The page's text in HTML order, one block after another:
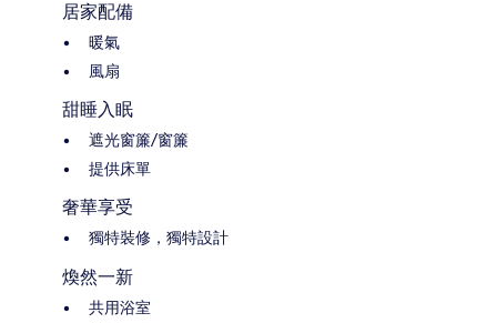
居家配備
暖氣
風扇
甜睡入眠
遮光窗簾/窗簾
提供床單
奢華享受
獨特裝修，獨特設計
煥然一新
共用浴室